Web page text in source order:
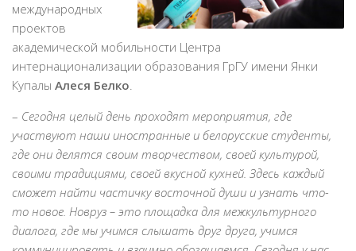
международных
проектов
академической мобильности Центра
интернационализации образования ГрГУ имени Янки
Купалы Алеся Белко.
– Сегодня целый день проходят мероприятия, где
участвуют наши иностранные и белорусские студенты,
где они делятся своим творчеством, своей культурой,
своими традициями, своей вкусной кухней. Здесь каждый
сможет найти частичку восточной души и узнать что-
то новое. Новруз – это площадка для межкультурного
диалога, где мы учимся слышать друг друга, учимся